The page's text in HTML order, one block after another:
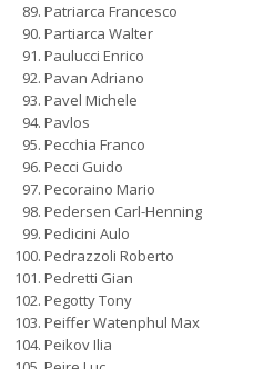
Patriarca Francesco
Partiarca Walter
Paulucci Enrico
Pavan Adriano
Pavel Michele
Pavlos
Pecchia Franco
Pecci Guido
Pecoraino Mario
Pedersen Carl-Henning
Pedicini Aulo
Pedrazzoli Roberto
Pedretti Gian
Pegotty Tony
Peiffer Watenphul Max
Peikov Ilia